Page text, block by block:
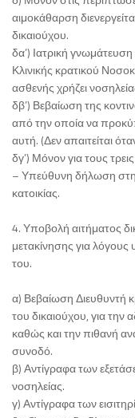
αιμοκάθαρση
δικαιούχου.
δα’) Ιατρική
Κλινικής κρατικού
ασθενής χρήζει
δβ’) Βεβαίωση της
από την οποία να
αυτή. (Δεν απαιτείται
δγ’) Μόνον για τους
– Υπεύθυνη δήλωση
κατοικίας.
4. Υποβολή αιτήματος
μετακίνησης για λόγους
του.
α) Βεβαίωση Διευθυντή
του δικαιούχου, για την
καθώς και την πιθανή
συνοδό.
β) Αντίγραφα των
νοσηλείας.
γ) Αντίγραφα των